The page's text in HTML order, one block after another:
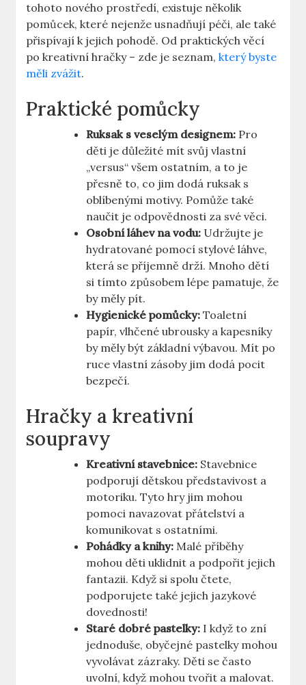
tohoto nového prostředí, existuje několik
pomůcek, které nejenže usnadňují péči, ale také
přispívají k jejich pohodě. Od praktických věcí
po kreativní hračky – zde je seznam,který byste
měli zvážit.
Praktické pomůcky
Ruksak s veselým designem: Pro
děti je důležité mít svůj vlastní
„versus“ všem ostatním, a to je
přesně to, co jim dodá ruksak s
oblíbenými motivy. Pomůže také
naučit je odpovědnosti za své věci.
Osobní láhev na vodu: Udržujte je
hydratované pomocí stylové láhve,
která se příjemně drží. Mnoho dětí
si tímto způsobem lépe pamatuje, že
by měly pít.
Hygienické pomůcky: Toaletní
papír, vlhčené ubrousky a kapesníky
by měly být základní výbavou. Mít po
ruce vlastní zásoby jim dodá pocit
bezpečí.
Hračky a kreativní
soupravy
Kreativní stavebnice: Stavebnice
podporují dětskou představivost a
motoriku. Tyto hry jim mohou
pomoci navazovat přátelství a
komunikovat s ostatními.
Pohádky a knihy: Malé příběhy
mohou děti uklidnit a podpořit jejich
fantazii. Když si spolu čtete,
podporujete také jejich jazykové
dovednosti!
Staré dobré pastelky: I když to zní
jednoduše, obyčejné pastelky mohou
vyvolávat zázraky. Děti se často
uvolní, když mohou tvořit a malovat.